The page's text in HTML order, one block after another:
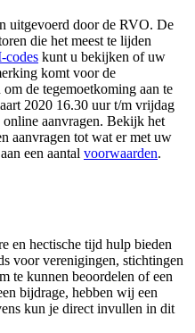
uitgevoerd door de RVO. De
die het meest te lijden
codes kunt u bekijken of uw
komt voor de
de tegemoetkoming aan te
2020 16.30 uur t/m vrijdag
aanvragen. Bekijk het
aanvragen tot wat er met uw
een aantal voorwaarden.
en hectische tijd hulp bieden
voor verenigingen, stichtingen
te kunnen beoordelen of een
bijdrage, hebben wij een
kun je direct invullen in dit